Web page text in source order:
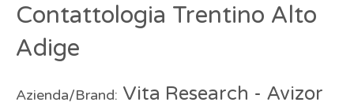
Contattologia Trentino Alto
Adige
Azienda/Brand: Vita Research - Avizor